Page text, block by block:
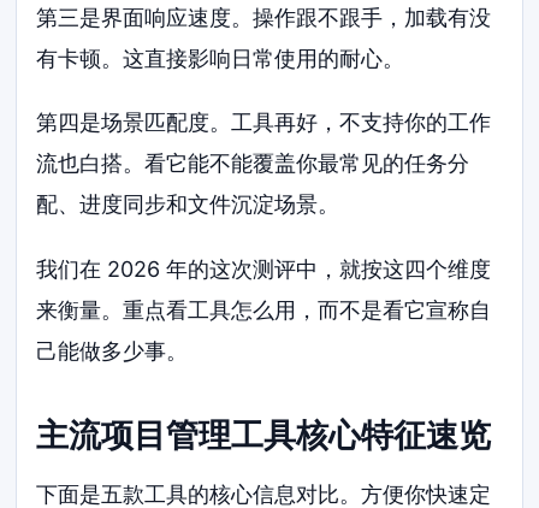
第三是界面响应速度。操作跟不跟手，加载有没
有卡顿。这直接影响日常使用的耐心。
第四是场景匹配度。工具再好，不支持你的工作
流也白搭。看它能不能覆盖你最常见的任务分
配、进度同步和文件沉淀场景。
我们在 2026 年的这次测评中，就按这四个维度
来衡量。重点看工具怎么用，而不是看它宣称自
己能做多少事。
主流项目管理工具核心特征速览
下面是五款工具的核心信息对比。方便你快速定